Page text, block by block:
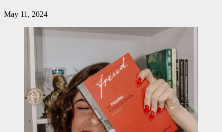
May 11, 2024